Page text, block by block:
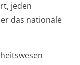
jeden
das nationale